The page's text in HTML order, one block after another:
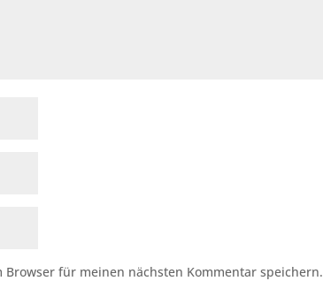
für meinen nächsten Kommentar speichern.